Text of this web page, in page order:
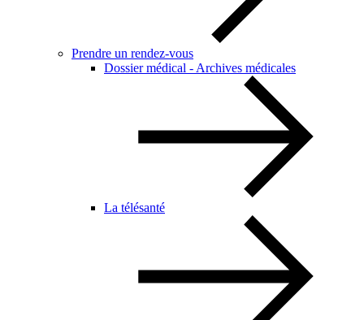
Prendre un rendez-vous
Dossier médical - Archives médicales
La télésanté